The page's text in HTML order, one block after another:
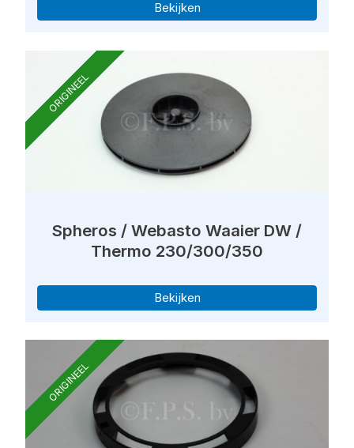
Bekijken
ORIGINEEL
Spheros / Webasto Waaier DW /
Thermo 230/300/350
Bekijken
ORIGINEEL